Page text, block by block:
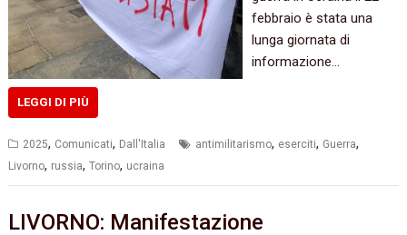
febbraio è stata una
lunga giornata di
informazione…
LEGGI DI PIÙ
2025, Comunicati, Dall'Italia antimilitarismo, eserciti, Guerra,
Livorno, russia,Torino, ucraina
LIVORNO: Manifestazione